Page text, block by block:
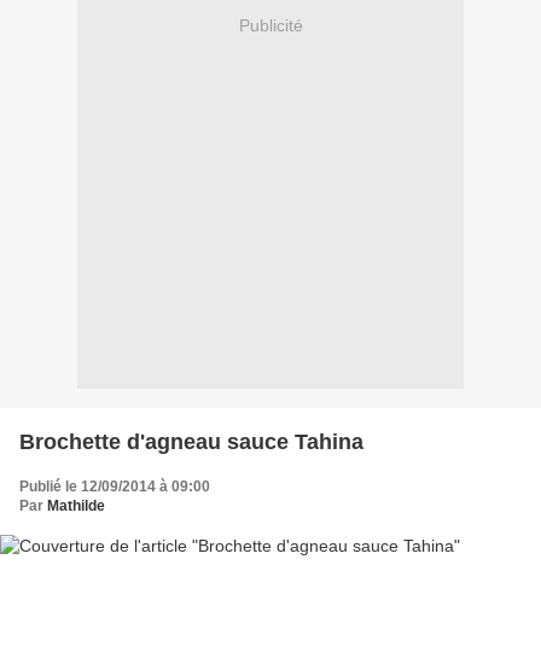
Publicité
Brochette d'agneau sauce Tahina
Publié le 12/09/2014 à 09:00
Par Mathilde